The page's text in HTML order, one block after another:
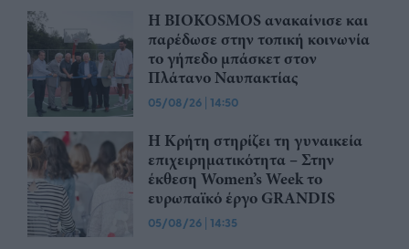
Η BIOKOSMOS ανακαίνισε και
παρέδωσε στην τοπική κοινωνία
το γήπεδο μπάσκετ στον
Πλάτανο Ναυπακτίας
05/08/26 | 14:50
Η Κρήτη στηρίζει τη γυναικεία
επιχειρηματικότητα – Στην
έκθεση Women’s Week το
ευρωπαϊκό έργο GRANDIS
05/08/26 | 14:35